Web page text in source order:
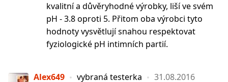
kvalitní a důvěryhodné výrobky, liší ve svém
pH - 3.8 oproti 5. Přitom oba výrobci tyto
hodnoty vysvětlují snahou respektovat
fyziologické pH intimních partií.
Alex649 vybraná testerka
31.08.2016